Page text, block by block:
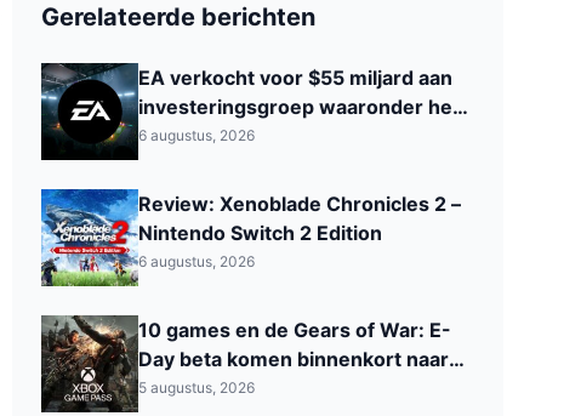
Gerelateerde berichten
EA verkocht voor $55 miljard aan
investeringsgroep waaronder het
Saoedi‑Arabisch PIF
6 augustus, 2026
Review: Xenoblade Chronicles 2 –
Nintendo Switch 2 Edition
6 augustus, 2026
10 games en de Gears of War: E-
Day beta komen binnenkort naar
Xbox Game Pass
5 augustus, 2026